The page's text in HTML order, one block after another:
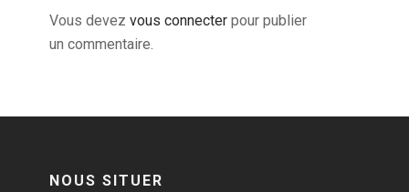
Vous devez vous connecter pour publier
un commentaire.
NOUS SITUER